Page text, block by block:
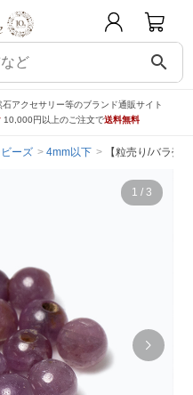
search
アクセサリー等のブランド通販サイト
10,000円以上のご注文で送料無料
ーズ 4mm以下 【粒売り/バラ売
1 / 3